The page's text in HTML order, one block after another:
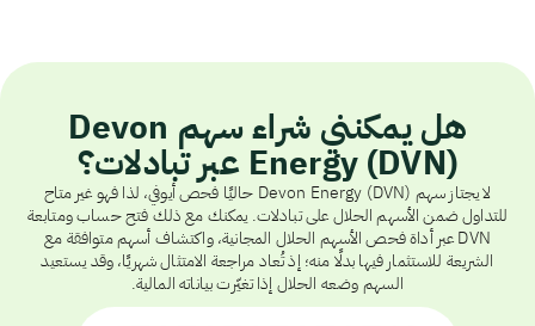
هل يمكنني شراء سهم Devon
Energy (DVN) عبر تبادلات؟
لا يجتاز سهم Devon Energy (DVN) حاليًا فحص أيوفي، لذا فهو غير متاح
للتداول ضمن الأسهم الحلال على تبادلات. يمكنك مع ذلك فتح حساب ومتابعة
DVN عبر أداة فحص الأسهم الحلال المجانية، واكتشاف أسهم متوافقة مع
الشريعة للاستثمار فيها بدلًا منه؛ إذ تُعاد مراجعة الامتثال شهريًا، وقد يستعيد
السهم وضعه الحلال إذا تغيّرت بياناته المالية.